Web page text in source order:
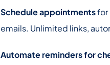
Schedule appointmentsfor
emails. Unlimited links,
Automate reminders for